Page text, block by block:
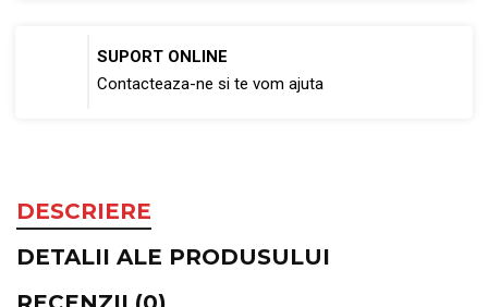
SUPORT ONLINE
Contacteaza-ne si te vom ajuta
DESCRIERE
DETALII ALE PRODUSULUI